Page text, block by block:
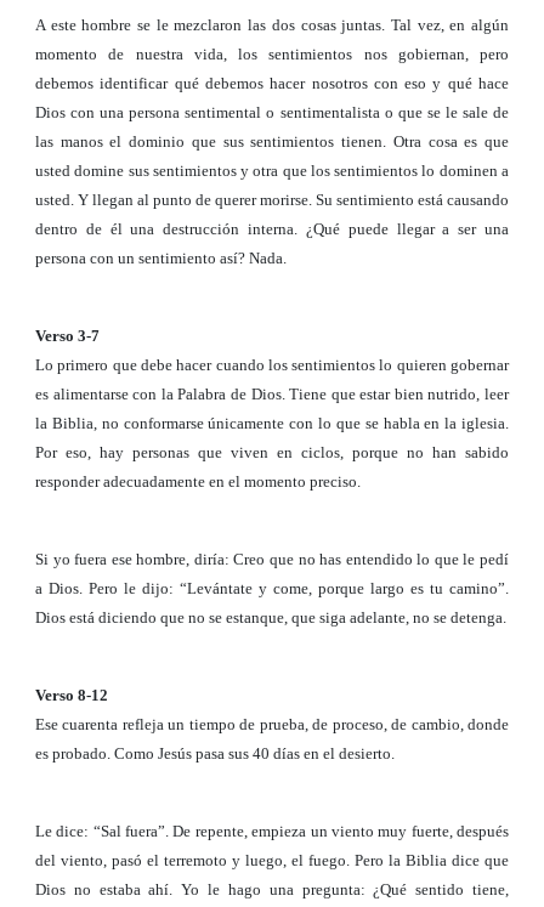
A este hombre se le mezclaron las dos cosas juntas. Tal vez, en algún
momento de nuestra vida, los sentimientos nos gobiernan, pero
debemos identificar qué debemos hacer nosotros con eso y qué hace
Dios con una persona sentimental o sentimentalista o que se le sale de
las manos el dominio que sus sentimientos tienen. Otra cosa es que
usted domine sus sentimientos y otra que los sentimientos lo dominen a
usted. Y llegan al punto de querer morirse. Su sentimiento está causando
dentro de él una destrucción interna. ¿Qué puede llegar a ser una
persona con un sentimiento así? Nada.
Verso 3-7
Lo primero que debe hacer cuando los sentimientos lo quieren gobernar
es alimentarse con la Palabra de Dios. Tiene que estar bien nutrido, leer
la Biblia, no conformarse únicamente con lo que se habla en la iglesia.
Por eso, hay personas que viven en ciclos, porque no han sabido
responder adecuadamente en el momento preciso.
Si yo fuera ese hombre, diría: Creo que no has entendido lo que le pedí
a Dios. Pero le dijo: “Levántate y come, porque largo es tu camino”.
Dios está diciendo que no se estanque, que siga adelante, no se detenga.
Verso 8-12
Ese cuarenta refleja un tiempo de prueba, de proceso, de cambio, donde
es probado. Como Jesús pasa sus 40 días en el desierto.
Le dice: “Sal fuera”. De repente, empieza un viento muy fuerte, después
del viento, pasó el terremoto y luego, el fuego. Pero la Biblia dice que
Dios no estaba ahí. Yo le hago una pregunta: ¿Qué sentido tiene,